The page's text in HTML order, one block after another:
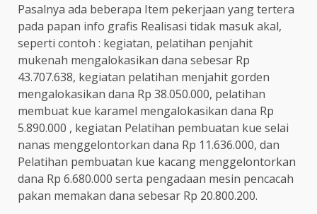
Pasalnya ada beberapa Item pekerjaan yang tertera
pada papan info grafis Realisasi tidak masuk akal,
seperti contoh : kegiatan, pelatihan penjahit
mukenah mengalokasikan dana sebesar Rp
43.707.638, kegiatan pelatihan menjahit gorden
mengalokasikan dana Rp 38.050.000, pelatihan
membuat kue karamel mengalokasikan dana Rp
5.890.000 , kegiatan Pelatihan pembuatan kue selai
nanas menggelontorkan dana Rp 11.636.000, dan
Pelatihan pembuatan kue kacang menggelontorkan
dana Rp 6.680.000 serta pengadaan mesin pencacah
pakan memakan dana sebesar Rp 20.800.200.